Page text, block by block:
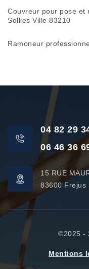
Couvreur pour pose et
Sollies Ville 83210
Ramoneur
04 82 29
06 46 36
15 RUE
83600 Frejus
©2025 -
Mentions